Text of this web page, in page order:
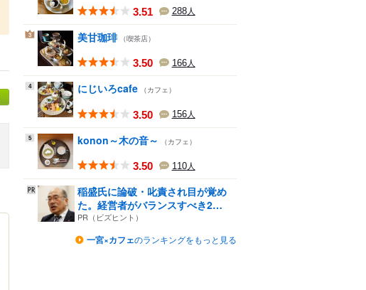
3.51 288人
3 美甘珈琲 （喫茶店）
3.50 166人
4 にじいろcafe （カフェ）
3.50 156人
5 konon～木の音～ （カフェ）
3.50 110人
稲盛氏に論破・叱責され目が覚め
た。経営者がバランスすべき2
つ...
PR（ビズヒント）
一宮×カフェのランキングをもっと見る